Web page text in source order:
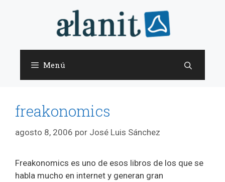
Menú
freakonomics
agosto 8, 2006 por José Luis Sánchez
Freakonomics es uno de esos libros de los que se
habla mucho en internet y generan gran